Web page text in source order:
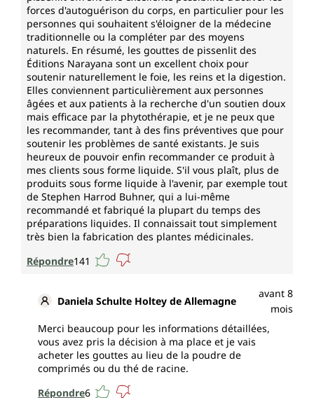
forces d'autoguérison du corps, en particulier pour les
personnes qui souhaitent s'éloigner de la médecine
traditionnelle ou la compléter par des moyens
naturels. En résumé, les gouttes de pissenlit des
Éditions Narayana sont un excellent choix pour
soutenir naturellement le foie, les reins et la digestion.
Elles conviennent particulièrement aux personnes
âgées et aux patients à la recherche d'un soutien doux
mais efficace par la phytothérapie, et je ne peux que
les recommander, tant à des fins préventives que pour
soutenir les problèmes de santé existants. Je suis
heureux de pouvoir enfin recommander ce produit à
mes clients sous forme liquide. S'il vous plaît, plus de
produits sous forme liquide à l'avenir, par exemple tout
de Stephen Harrod Buhner, qui a lui-même
recommandé et fabriqué la plupart du temps des
préparations liquides. Il connaissait tout simplement
très bien la fabrication des plantes médicinales.
Répondre141
Daniela Schulte Holtey de Allemagne
avant 8
mois
Merci beaucoup pour les informations détaillées,
vous avez pris la décision à ma place et je vais
acheter les gouttes au lieu de la poudre de
comprimés ou du thé de racine.
Répondre6